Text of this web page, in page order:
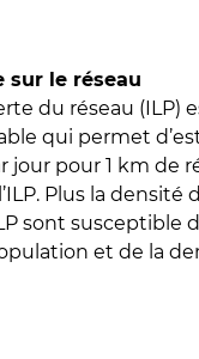
sur le réseau
du réseau
qui permet
jour pour 1 km de
Plus la densité
sont susceptible
et de la